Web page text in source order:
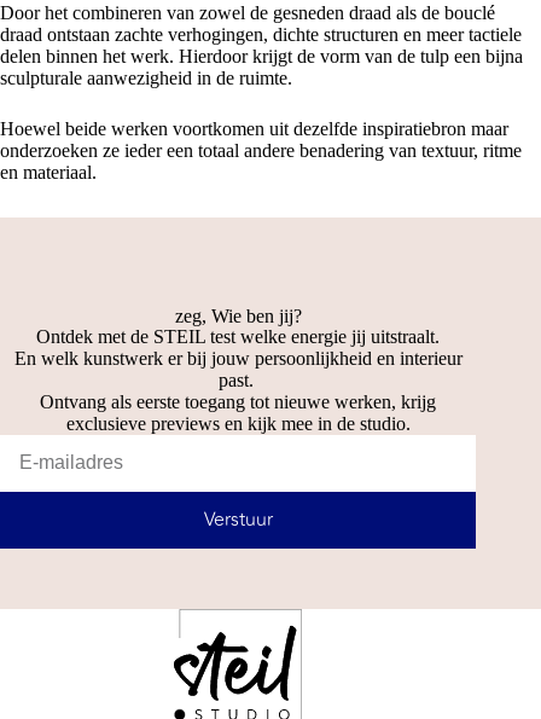
Door het combineren van zowel de gesneden draad als de bouclé
draad ontstaan zachte verhogingen, dichte structuren en meer tactiele
delen binnen het werk. Hierdoor krijgt de vorm van de tulp een bijna
sculpturale aanwezigheid in de ruimte.
Hoewel beide werken voortkomen uit dezelfde inspiratiebron maar
onderzoeken ze ieder een totaal andere benadering van textuur, ritme
en materiaal.
zeg, Wie ben jij?
Ontdek met de STEIL test welke energie jij uitstraalt.
En welk kunstwerk er bij jouw persoonlijkheid en interieur
past.
Ontvang als eerste toegang tot nieuwe werken, krijg
exclusieve previews en kijk mee in de studio.
Verstuur